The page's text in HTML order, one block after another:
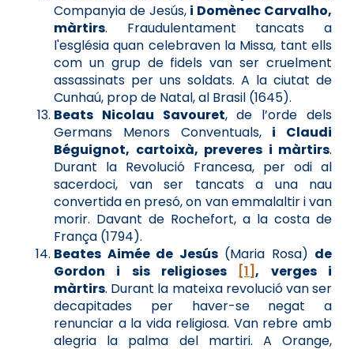
Companyia de Jesús, i Domènec Carvalho,
màrtirs. Fraudulentament tancats a
l'església quan celebraven la Missa, tant ells
com un grup de fidels van ser cruelment
assassinats per uns soldats. A la ciutat de
Cunhaú, prop de Natal, al Brasil (1645).
Beats Nicolau Savouret, de l’orde dels
Germans Menors Conventuals, i Claudi
Béguignot, cartoixà, preveres i màrtirs.
Durant la Revolució Francesa, per odi al
sacerdoci, van ser tancats a una nau
convertida en presó, on van emmalaltir i van
morir. Davant de Rochefort, a la costa de
França (1794).
Beates Aimée de Jesús(Maria Rosa) de
Gordon i sis religioses
[1], verges i
màrtirs. Durant la mateixa revolució van ser
decapitades per haver-se negat a
renunciar a la vida religiosa. Van rebre amb
alegria la palma del martiri. A Orange,